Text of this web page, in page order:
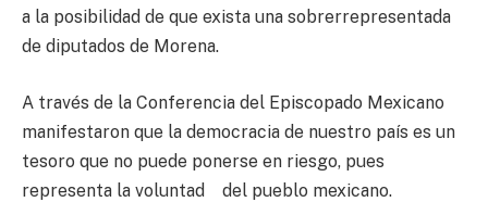
a la posibilidad de que exista una sobrerrepresentada
de diputados de Morena.
A través de la Conferencia del Episcopado Mexicano
manifestaron que la democracia de nuestro país es un
tesoro que no puede ponerse en riesgo, pues
representa la voluntad del pueblo mexicano.